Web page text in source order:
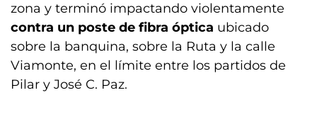
zona y terminó impactando violentamente
contra un poste de fibra óptica ubicado
sobre la banquina, sobre la Ruta y la calle
Viamonte, en el límite entre los partidos de
Pilar y José C. Paz.